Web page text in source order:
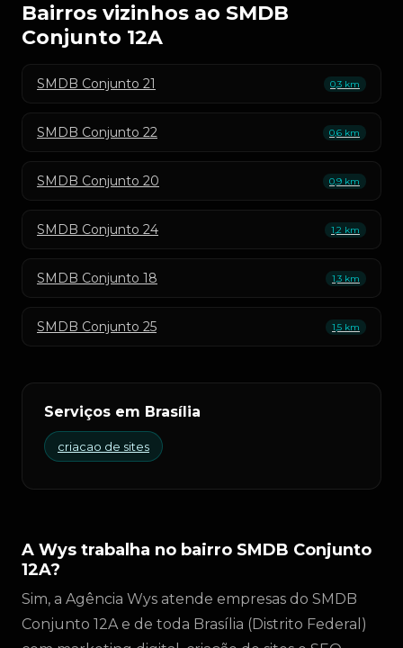
Bairros vizinhos ao SMDB
Conjunto 12A
SMDB Conjunto 21 0,3 km
SMDB Conjunto 22 0,6 km
SMDB Conjunto 20 0,9 km
SMDB Conjunto 24 1,2 km
SMDB Conjunto 18 1,3 km
SMDB Conjunto 25 1,5 km
Serviços em Brasília
criacao de sites
A Wys trabalha no bairro SMDB Conjunto
12A?
Sim, a Agência Wys atende empresas do SMDB
Conjunto 12A e de toda Brasília (Distrito Federal)